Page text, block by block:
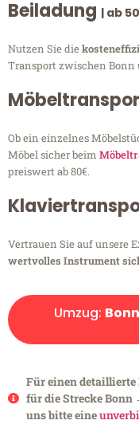
Beiladung | ab
Nutzen Sie die
Transport zwischen Bonn
Ob ein einzelnes
Möbel sicher beim
preiswert ab 80€.
Vertrauen Sie auf unsere
wertvolles Instrument
Umzug:
Für einen
für die Strecke Bonn
uns bitte eine